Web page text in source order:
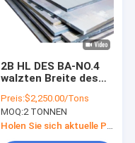
2B HL DES BA-NO.4
walzten Breite des
1000mm -2000mm
kalt
Preis:$2,250.00/Tons
MOQ:2 TONNEN